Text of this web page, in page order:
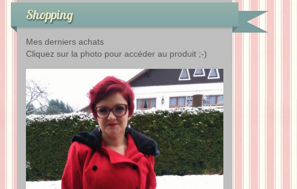
Shopping
Mes derniers achats
Cliquez sur la photo pour accéder au produit ;-)